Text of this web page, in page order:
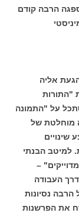
הרבה קודם
אליה
"התורות
על "התמונה
מוחלטת של
שינויים
למיטב הבנתי
–
העבודה
נסיונות
את הפרשנות